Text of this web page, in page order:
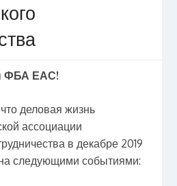
ФБА ЕАС!
деловая жизнь
ассоциации
в декабре 2019
следующими событиями: